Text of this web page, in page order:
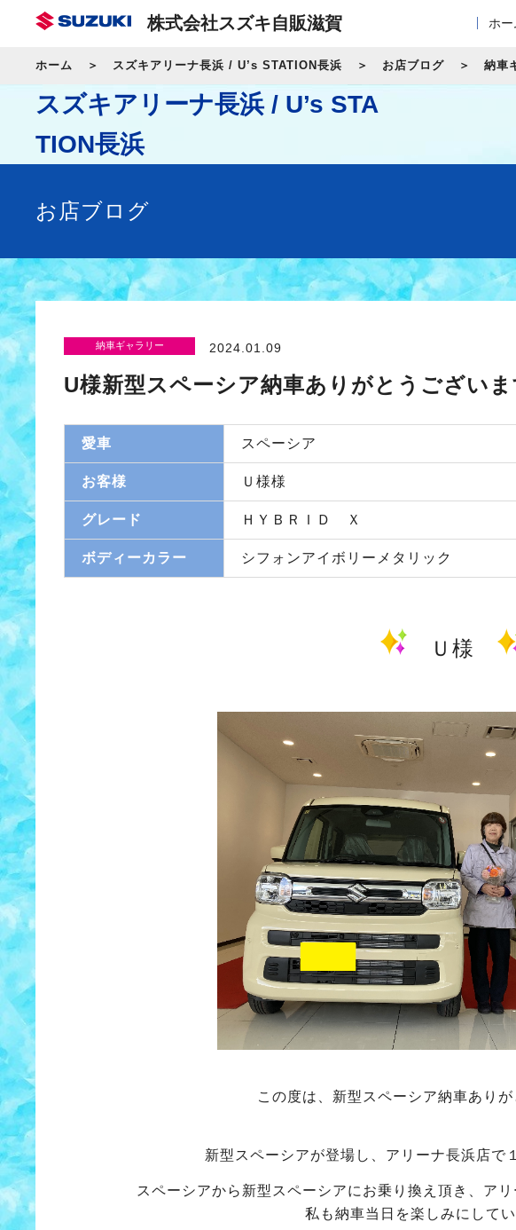
株式会社スズキ自販滋賀 ホー
ホーム スズキアリーナ長浜 / U’s STATION長浜 お店ブログ 納車
スズキアリーナ長浜 / U’s STA
TION長浜
お店ブログ
納車ギャラリー 2024.01.09
U様新型スペーシア納車ありがとうございま
愛車 スペーシア
お客様 Ｕ様様
グレード ＨＹＢＲＩＤ Ｘ
ボディーカラー シフォンアイボリーメタリック
Ｕ様
この度は、新型スペーシア納車あり
新型スペーシアが登場し、アリーナ長浜店で
スペーシアから新型スペーシアにお乗り換え頂き、ア
私も納車当日を楽しみにして